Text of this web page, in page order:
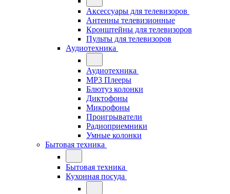
Аксессуары для телевизоров
Антенны телевизионные
Кронштейны для телевизоров
Пульты для телевизоров
Аудиотехника
Аудиотехника
MP3 Плееры
Блютуз колонки
Диктофоны
Микрофоны
Проигрыватели
Радиоприемники
Умные колонки
Бытовая техника
Бытовая техника
Кухонная посуда